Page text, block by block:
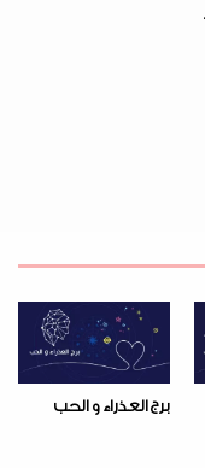
برج العذراء و الحب